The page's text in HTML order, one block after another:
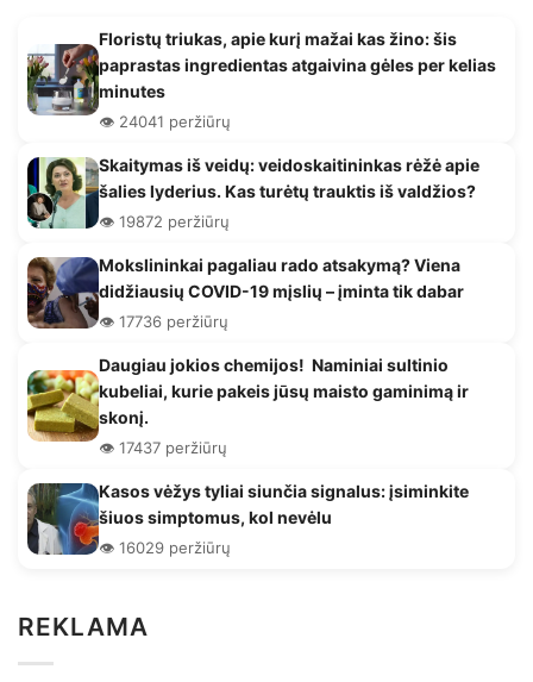
Floristų triukas, apie kurį mažai kas žino: šis
paprastas ingredientas atgaivina gėles per kelias
minutes
👁️ 24041 peržiūrų
Skaitymas iš veidų: veidoskaitininkas rėžė apie
šalies lyderius. Kas turėtų trauktis iš valdžios?
👁️ 19872 peržiūrų
Mokslininkai pagaliau rado atsakymą? Viena
didžiausių COVID-19 mįslių – įminta tik dabar
👁️ 17736 peržiūrų
Daugiau jokios chemijos! Naminiai sultinio
kubeliai, kurie pakeis jūsų maisto gaminimą ir
skonį.
👁️ 17437 peržiūrų
Kasos vėžys tyliai siunčia signalus: įsiminkite
šiuos simptomus, kol nevėlu
👁️ 16029 peržiūrų
REKLAMA